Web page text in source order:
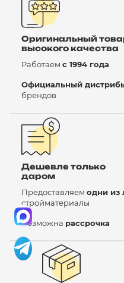
Оригинальный
высокого качества
Работаем с 1994 года
Официальный
брендов
Дешевле только
даром
Предоставляем одни из
стройматериалы
Возможна рассрочка